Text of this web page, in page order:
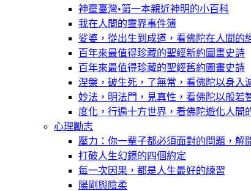
神靈臺灣•第一本親近神明的小百科
我在人間的靈界事件簿
娑婆，從出生到成道，看佛陀在人間的
百年來最值得珍藏的聖經新約圖畫史詩
百年來最值得珍藏的聖經舊約圖畫史詩
涅槃，破生死，了無常，看佛陀以身入
妙法，明法門，見真性，看佛陀以般若
度化，行遍十方世界，看佛陀遊化人間
心理勵志
壓力：你一輩子都必須面對的問題，解
打破人生幻鏡的四個約定
每一次因果，都是人生最好的練習
陽剛與陰柔